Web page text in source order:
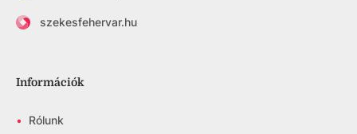
szekesfehervar.hu
Információk
• Rólunk